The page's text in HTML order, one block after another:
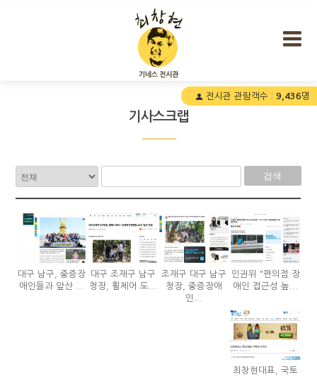
전시관 관람객수 : 9,436명
기사스크랩
검색
대구 남구, 중증장
애인들과 앞산 ...
대구 조재구 남구
청장, 휠체어 도...
조재구 대구 남구
청장, 중증장애
인...
인권위 "편의점 장
애인 접근성 높...
최창현대표, 국토